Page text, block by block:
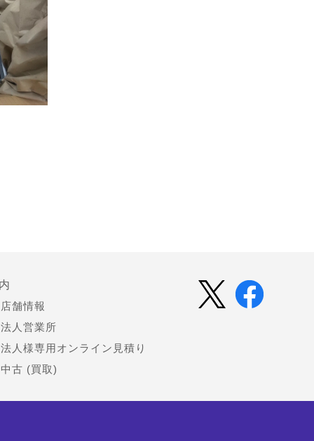
店舗情報
法人営業所
法人様専用オンライン見積り
中古 (買取)